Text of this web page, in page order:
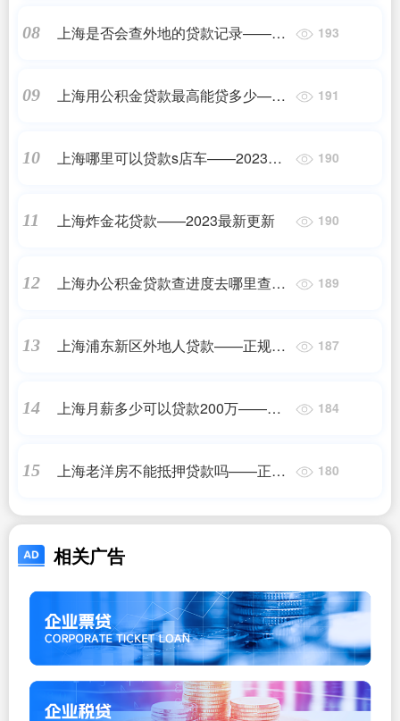
08
上海是否会查外地的贷款记录——正
193
09
上海用公积金贷款最高能贷多少——
191
10
上海哪里可以贷款s店车——2023最
190
11 上海炸金花贷款——2023最新更新 190
12
上海办公积金贷款查进度去哪里查
189
13
上海浦东新区外地人贷款——正规机
187
14
上海月薪多少可以贷款200万——
184
15
上海老洋房不能抵押贷款吗——正规
180
相关广告